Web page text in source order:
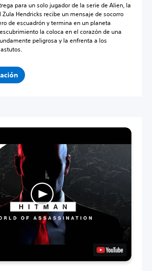
para un solo jugador de la serie de Alien, la
Hendricks recibe un mensaje de socorro
de escuadrón y termina en un planeta
la coloca en el corazón de una
peligrosa y la enfrenta a los